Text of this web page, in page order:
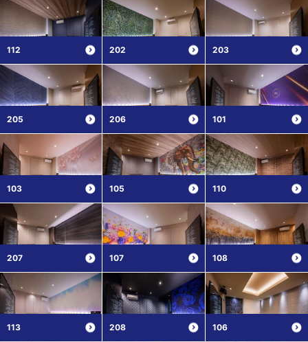
112 202 203
205 206 101
103 105 110
207 107 108
113 208 106